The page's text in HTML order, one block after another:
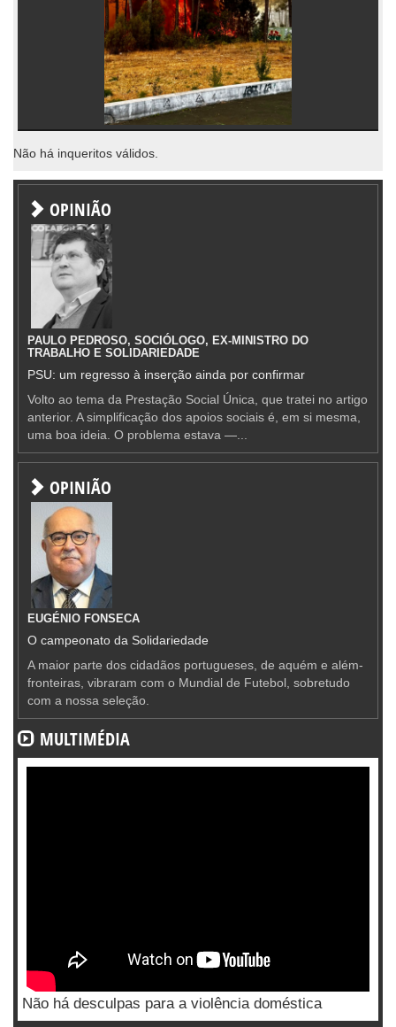
Não há inqueritos válidos.
OPINIÃO
PAULO PEDROSO, SOCIÓLOGO, EX-MINISTRO DO
TRABALHO E SOLIDARIEDADE
PSU: um regresso à inserção ainda por confirmar
Volto ao tema da Prestação Social Única, que tratei no artigo
anterior. A simplificação dos apoios sociais é, em si mesma,
uma boa ideia. O problema estava —...
OPINIÃO
EUGÉNIO FONSECA
O campeonato da Solidariedade
A maior parte dos cidadãos portugueses, de aquém e além-
fronteiras, vibraram com o Mundial de Futebol, sobretudo
com a nossa seleção.
MULTIMÉDIA
Não há desculpas para a violência doméstica